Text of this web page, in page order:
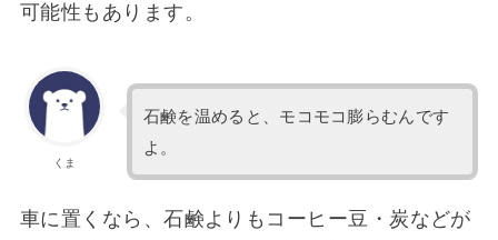
可能性もあります。
くま
石鹸を温めると、モコモコ膨らむんです
よ。
車に置くなら、石鹸よりもコーヒー豆・炭などが